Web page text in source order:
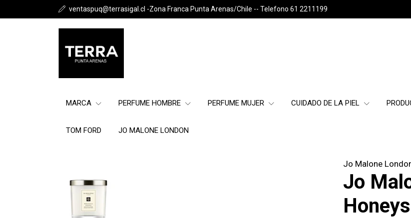
ventaspuq@terrasigal.cl -Zona Franca Punta Arenas/Chile -- Telefono 61 2211199
MARCA PERFUME HOMBRE PERFUME MUJER CUIDADO DE LA PIEL
TOM FORD JO MALONE LONDON
Jo Malone
Jo